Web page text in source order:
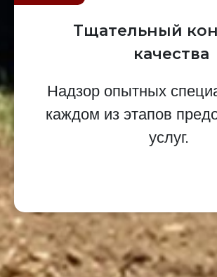
Тщательный
качества
Надзор опытных
каждом из этапов
услуг.